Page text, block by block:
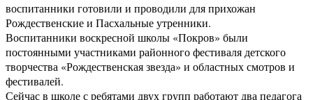
воспитанники готовили и проводили для прихожан
Рождественские и Пасхальные утренники.
Воспитанники воскресной школы «Покров» были
постоянными участниками районного фестиваля детского
творчества «Рождественская звезда» и областных смотров и
фестивалей.
Сейчас в школе с ребятами двух групп работают два педагога